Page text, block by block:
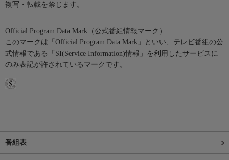
複写・転載を禁じます。
Official Program Data Mark（公式番組情報マーク）
このマークは「Official Program Data Mark」といい、テレビ番組の公
式情報である「SI(Service Information)情報」を利用したサービスに
のみ表記が許されているマークです。
番組表